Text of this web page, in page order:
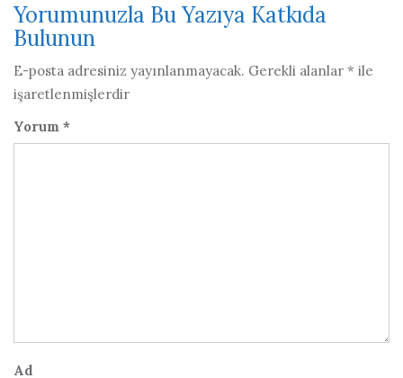
Yorumunuzla Bu Yazıya Katkıda
Bulunun
E-posta adresiniz yayınlanmayacak. Gerekli alanlar * ile
işaretlenmişlerdir
Yorum *
Ad